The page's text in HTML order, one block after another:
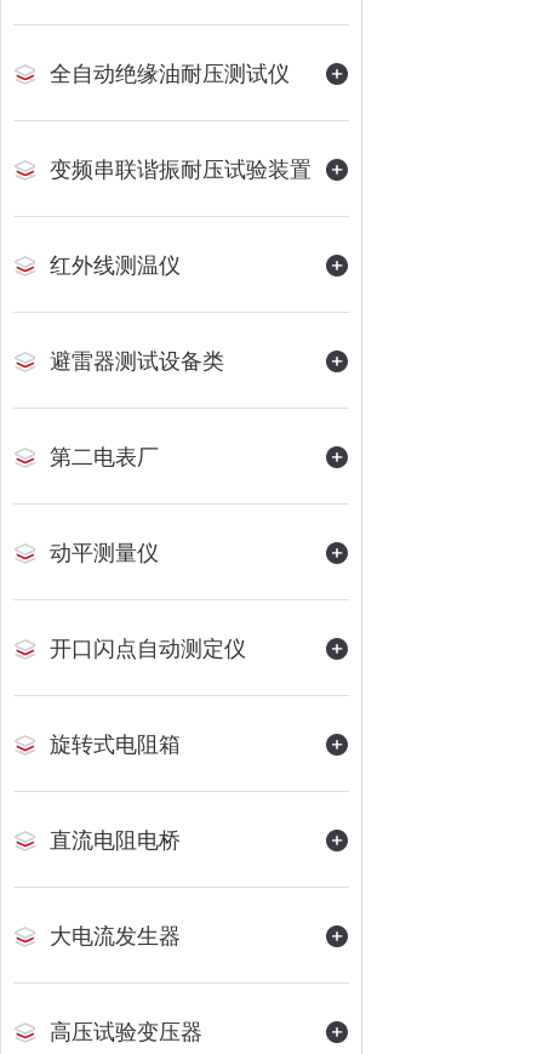
全自动绝缘油耐压测试仪
变频串联谐振耐压试验装置
红外线测温仪
避雷器测试设备类
第二电表厂
动平测量仪
开口闪点自动测定仪
旋转式电阻箱
直流电阻电桥
大电流发生器
高压试验变压器